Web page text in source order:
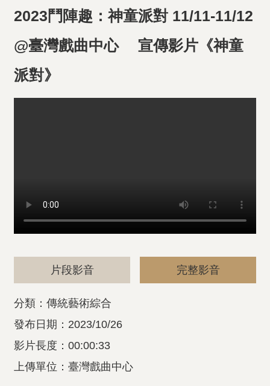
2023鬥陣趣：神童派對 11/11-11/12
@臺灣戲曲中心 宣傳影片《神童
派對》
片段影音 完整影音
分類：傳統藝術綜合
發布日期：2023/10/26
影片長度：00:00:33
上傳單位：臺灣戲曲中心